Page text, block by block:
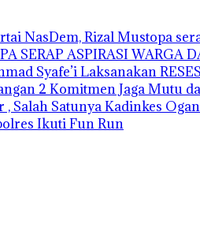
NasDem, Rizal Mustopa
SERAP ASPIRASI WARGA
Syafe’i Laksanakan
2 Komitmen Jaga Mutu
Salah Satunya Kadinkes
Ikuti Fun Run